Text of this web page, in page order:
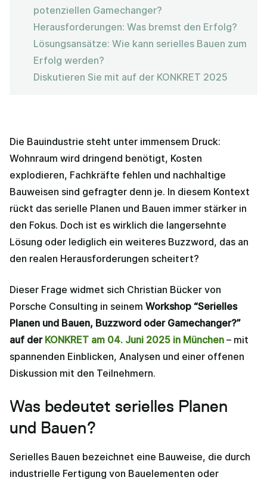
potenziellen Gamechanger?
Herausforderungen: Was bremst den Erfolg?
Lösungsansätze: Wie kann serielles Bauen zum
Erfolg werden?
Diskutieren Sie mit auf der KONKRET 2025
Die Bauindustrie steht unter immensem Druck:
Wohnraum wird dringend benötigt, Kosten
explodieren, Fachkräfte fehlen und nachhaltige
Bauweisen sind gefragter denn je. In diesem Kontext
rückt das serielle Planen und Bauen immer stärker in
den Fokus. Doch ist es wirklich die langersehnte
Lösung oder lediglich ein weiteres Buzzword, das an
den realen Herausforderungen scheitert?
Dieser Frage widmet sich Christian Bücker von
Porsche Consulting in seinem Workshop “Serielles
Planen und Bauen, Buzzword oder Gamechanger?”
auf der KONKRET am 04. Juni 2025 in München – mit
spannenden Einblicken, Analysen und einer offenen
Diskussion mit den Teilnehmern.
Was bedeutet serielles Planen
und Bauen?
Serielles Bauen bezeichnet eine Bauweise, die durch
industrielle Fertigung von Bauelementen oder